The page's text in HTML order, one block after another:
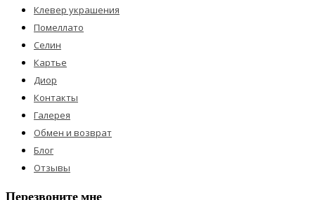
Клевер украшения
Помеллато
Селин
Картье
Диор
Контакты
Галерея
Обмен и возврат
Блог
Отзывы
Перезвоните мне